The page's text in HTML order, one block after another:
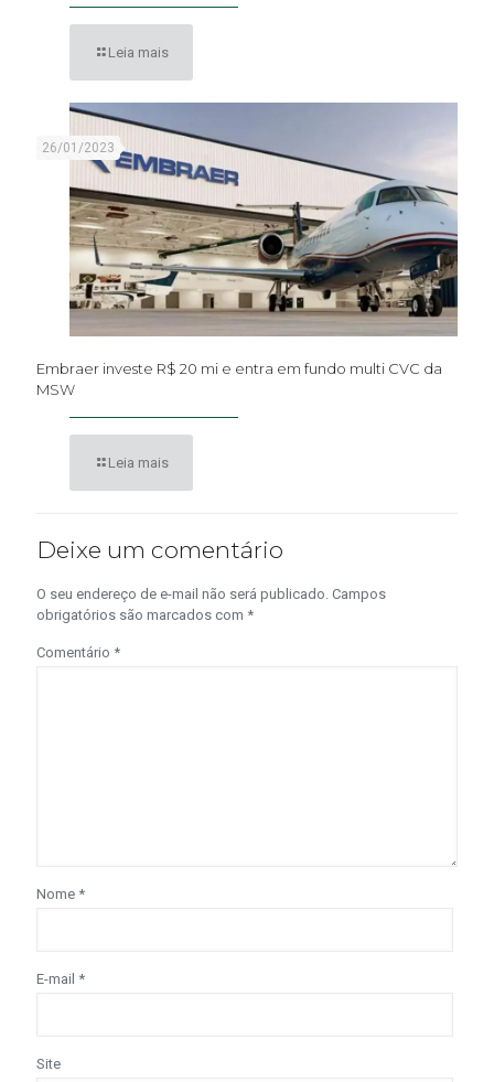
Leia mais
26/01/2023
Embraer investe R$ 20 mi e entra em fundo multi CVC da
MSW
Leia mais
Deixe um comentário
O seu endereço de e-mail não será publicado. Campos
obrigatórios são marcados com *
Comentário *
Nome *
E-mail *
Site